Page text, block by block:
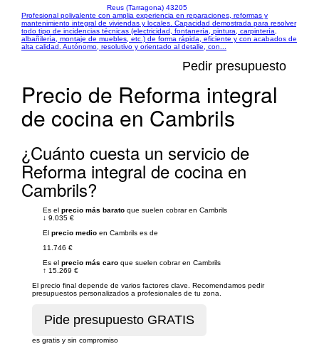
Reus (Tarragona) 43205
Profesional polivalente con amplia experiencia en reparaciones, reformas y
mantenimiento integral de viviendas y locales. Capacidad demostrada para resolver
todo tipo de incidencias técnicas (electricidad, fontanería, pintura, carpintería,
albañilería, montaje de muebles, etc.) de forma rápida, eficiente y con acabados de
alta calidad. Autónomo, resolutivo y orientado al detalle, con...
Pedir presupuesto
Precio de Reforma integral
de cocina en Cambrils
¿Cuánto cuesta un servicio de
Reforma integral de cocina en
Cambrils?
Es el precio más barato que suelen cobrar en Cambrils
↓ 9.035 €
El precio medio en Cambrils es de
11.746 €
Es el precio más caro que suelen cobrar en Cambrils
↑ 15.269 €
El precio final depende de varios factores clave. Recomendamos pedir
presupuestos personalizados a profesionales de tu zona.
es gratis y sin compromiso